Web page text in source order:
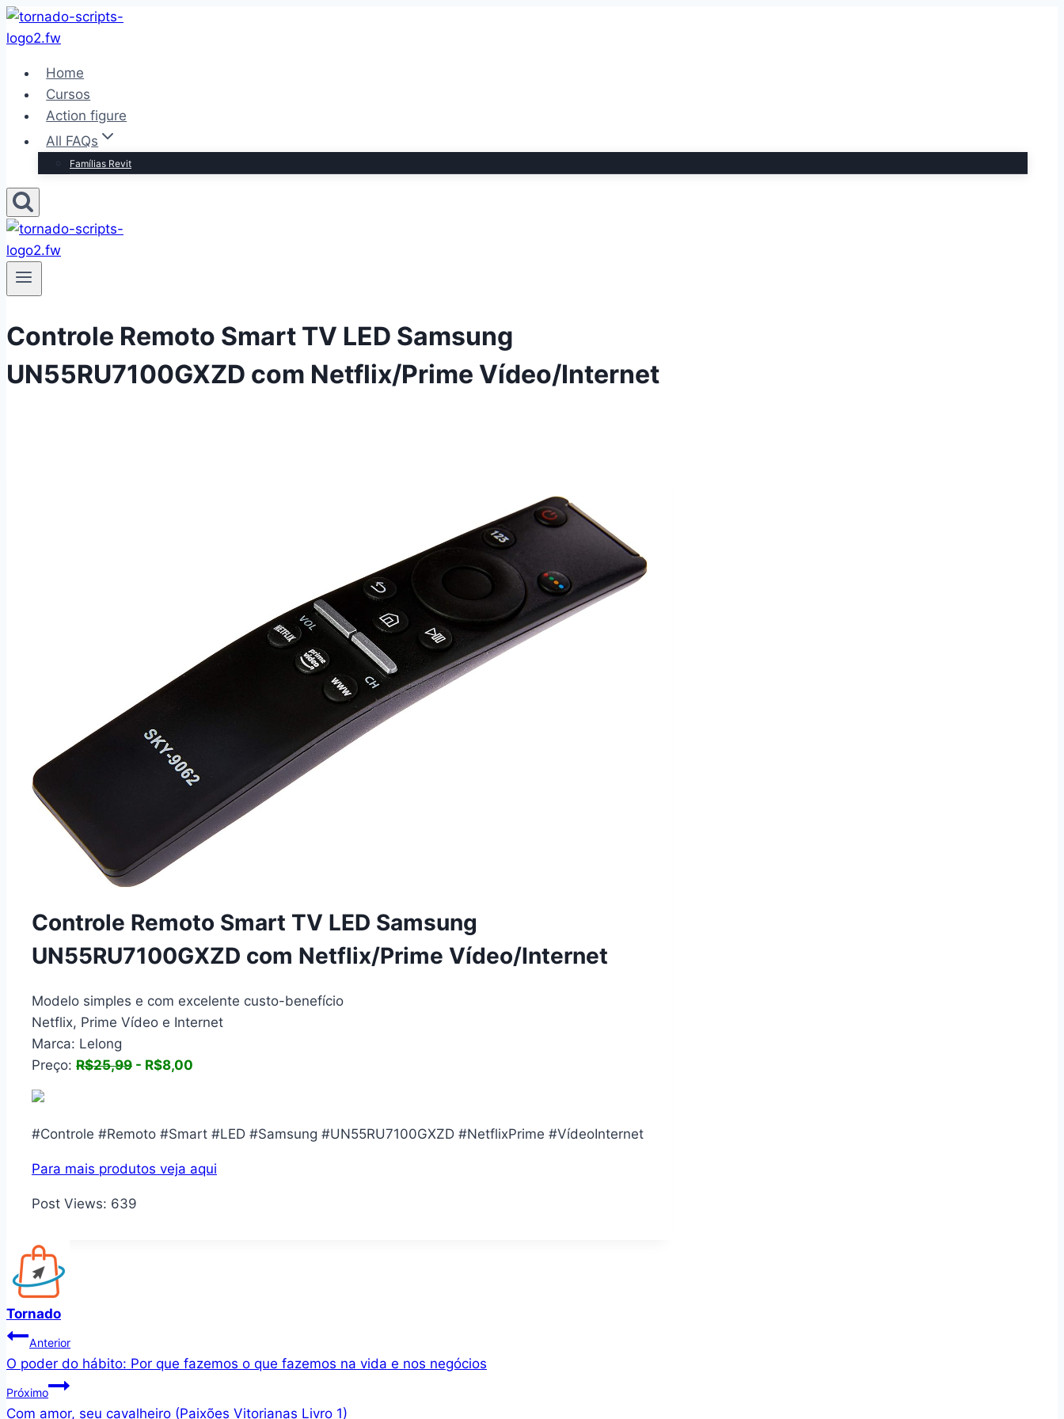
Pular
para
Conteúdo
Home
Cursos
Action figure
All FAQs
Famílias Revit
Controle Remoto Smart TV LED Samsung
UN55RU7100GXZD com Netflix/Prime Vídeo/Internet
Controle Remoto Smart TV LED Samsung
UN55RU7100GXZD com Netflix/Prime Vídeo/Internet
Modelo simples e com excelente custo-benefício
Netflix, Prime Vídeo e Internet
Marca: Lelong
Preço: R$25,99 - R$8,00
#Controle #Remoto #Smart #LED #Samsung #UN55RU7100GXZD #NetflixPrime #VídeoInternet
Para mais produtos veja aqui
Post Views: 639
Tornado
Navegação
de
Post
Anterior
O poder do hábito: Por que fazemos o que fazemos na vida e nos negócios
Próximo
Com amor, seu cavalheiro (Paixões Vitorianas Livro 1)